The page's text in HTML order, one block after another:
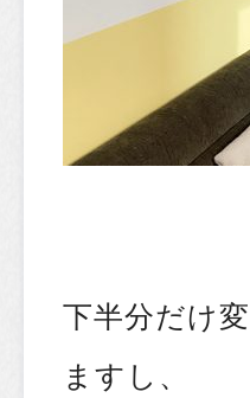
下半分だけ
ますし、